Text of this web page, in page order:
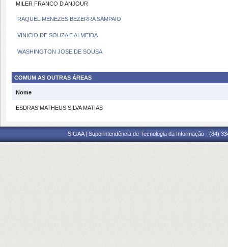
MILER FRANCO D ANJOUR
RAQUEL MENEZES BEZERRA SAMPAIO
VINICIO DE SOUZA E ALMEIDA
WASHINGTON JOSE DE SOUSA
COMUM AS OUTRAS ÁREAS
Nome
ESDRAS MATHEUS SILVA MATIAS
SIGAA | Superintendência de Tecnologia da Informação - (84)